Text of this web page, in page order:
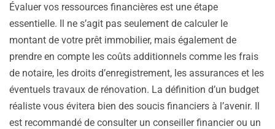
Évaluer vos ressources financières est une étape
essentielle. Il ne s’agit pas seulement de calculer le
montant de votre prêt immobilier, mais également de
prendre en compte les coûts additionnels comme les frais
de notaire, les droits d’enregistrement, les assurances et les
éventuels travaux de rénovation. La définition d’un budget
réaliste vous évitera bien des soucis financiers à l’avenir. Il
est recommandé de consulter un conseiller financier ou un